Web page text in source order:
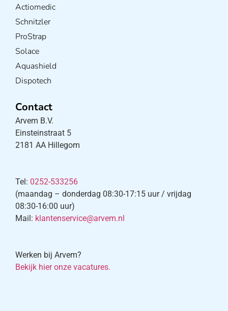
Actiomedic
Schnitzler
ProStrap
Solace
Aquashield
Dispotech
Contact
Arvem B.V.
Einsteinstraat 5
2181 AA Hillegom
Tel: 0252-533256
(maandag – donderdag 08:30-17:15 uur / vrijdag
08:30-16:00 uur)
Mail: klantenservice@arvem.nl
Werken bij Arvem?
Bekijk hier onze vacatures.